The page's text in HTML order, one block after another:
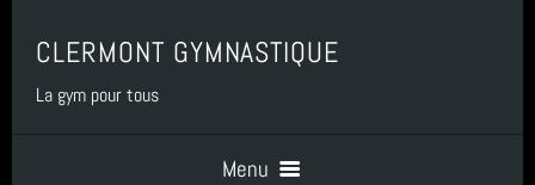
CLERMONT GYMNASTIQUE
La gym pour tous
Menu